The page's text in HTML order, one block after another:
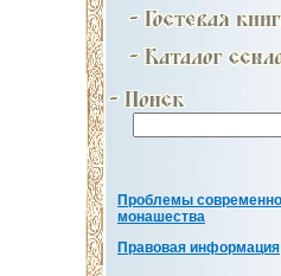
Проблемы
монашества
Правовая информация